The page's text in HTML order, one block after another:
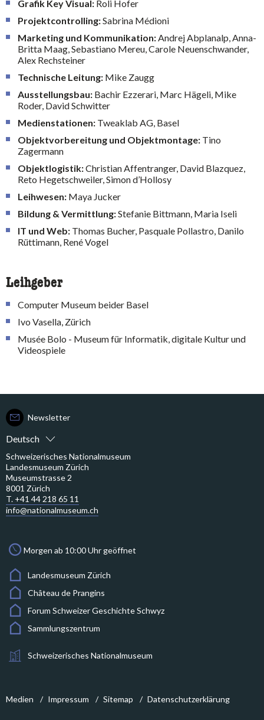
Grafik Key Visual: Roli Hofer
Projektcontrolling:Sabrina Médioni
Marketing und Kommunikation: Andrej Abplanalp, Anna-
Britta Maag, Sebastiano Mereu, Carole Neuenschwander,
Alex Rechsteiner
Technische Leitung: Mike Zaugg
Ausstellungsbau: Bachir Ezzerari, Marc Hägeli, Mike
Roder, David Schwitter
Medienstationen: Tweaklab AG, Basel
Objektvorbereitung und Objektmontage: Tino
Zagermann
Objektlogistik:Christian Affentranger, David Blazquez,
Reto Hegetschweiler, Simon d’Hollosy
Leihwesen: Maya Jucker
Bildung & Vermittlung:Stefanie Bittmann, Maria Iseli
IT und Web: Thomas Bucher, Pasquale Pollastro, Danilo
Rüttimann, René Vogel
Leihgeber
Computer Museum beider Basel
Ivo Vasella, Zürich
Musée Bolo - Museum für Informatik, digitale Kultur und
Videospiele
Deutsch
Newsletter
Schweizerisches Nationalmuseum
Landesmuseum Zürich
Museumstrasse 2
8001 Zürich
T. +41 44 218 65 11
info@nationalmuseum.ch
Morgen ab 10:00 Uhr geöffnet
Landesmuseum Zürich
Château de Prangins
Forum Schweizer Geschichte Schwyz
Sammlungszentrum
Schweizerisches Nationalmuseum
Medien Impressum Sitemap Datenschutzerklärung